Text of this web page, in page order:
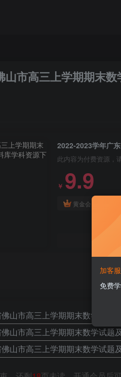
山市高三上学期期末
此内容为付费资源，
￥ 9.9
黄金会员
加客
免费